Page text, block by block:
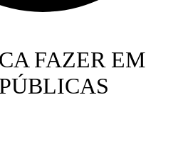
FAZER EM